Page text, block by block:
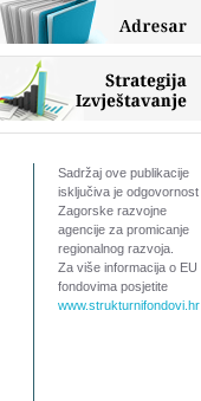
Sadržaj ove publikacije
isključiva je odgovornost
Zagorske razvojne
agencije za promicanje
regionalnog razvoja.
Za više informacija o EU
fondovima posjetite
www.strukturnifondovi.hr